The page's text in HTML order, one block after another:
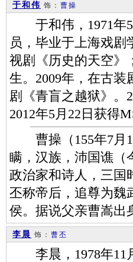
于和伟 饰： 曹操
于和伟，1971年5
员，毕业于上海戏剧
视剧《历史的天空》
生。2009年，在古装
剧《青盲之越狱》。
2012年5月22日获得
曹操（155年7月18
瞒，汉族，沛国谯（
政治家和诗人，三国
丕称帝后，追尊为魏
侯。据说父亲曹嵩
李晨 饰： 曹丕
李晨，1978年11